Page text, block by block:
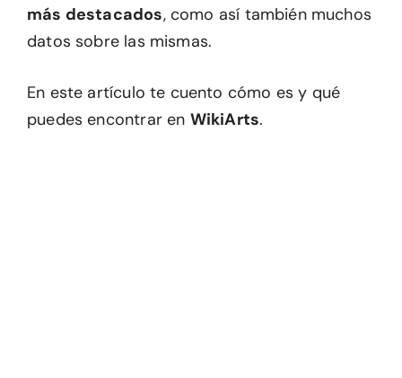
más destacados, como así también muchos
datos sobre las mismas.
En este artículo te cuento cómo es y qué
puedes encontrar en WikiArts.